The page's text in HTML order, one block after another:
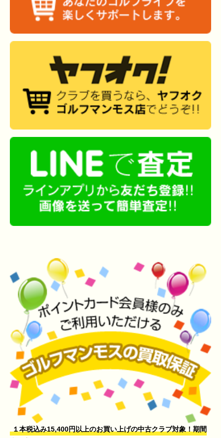
１本税込み15,400円以上のお買い上げの中古クラブ対象！期間